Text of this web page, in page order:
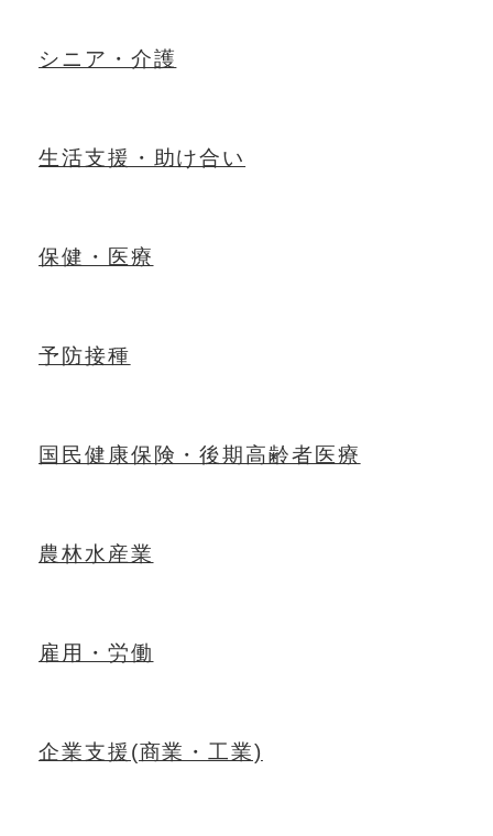
シニア・介護
生活支援・助け合い
保健・医療
予防接種
国民健康保険・後期高齢者医療
農林水産業
雇用・労働
企業支援(商業・工業)